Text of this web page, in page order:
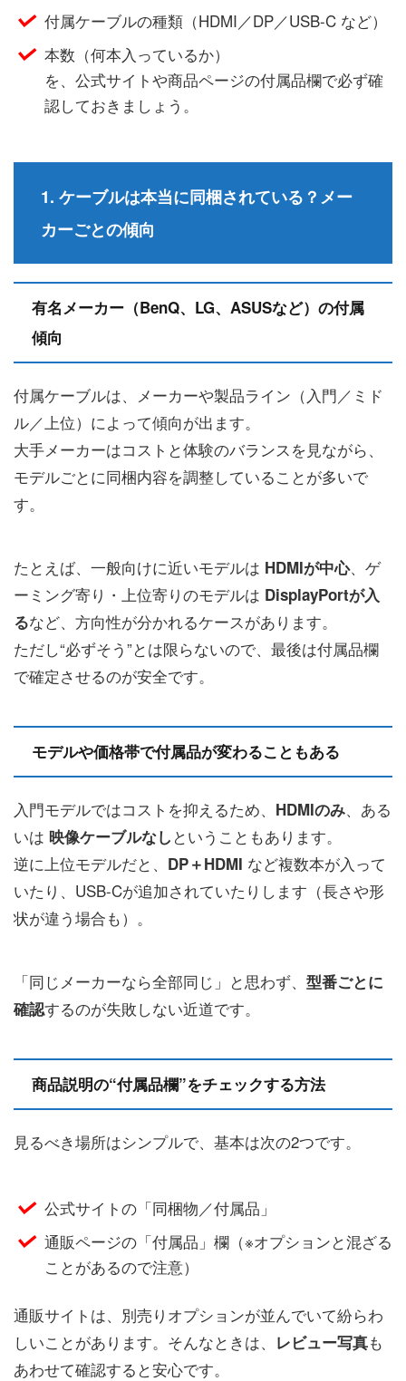
付属ケーブルの種類（HDMI／DP／USB-C など）
本数（何本入っているか）
を、公式サイトや商品ページの付属品欄で必ず確
認しておきましょう。
1. ケーブルは本当に同梱されている？メー
カーごとの傾向
有名メーカー（BenQ、LG、ASUSなど）の付属
傾向
付属ケーブルは、メーカーや製品ライン（入門／ミド
ル／上位）によって傾向が出ます。
大手メーカーはコストと体験のバランスを見ながら、
モデルごとに同梱内容を調整していることが多いで
す。
たとえば、一般向けに近いモデルは HDMIが中心、ゲ
ーミング寄り・上位寄りのモデルは DisplayPortが入
るなど、方向性が分かれるケースがあります。
ただし“必ずそう”とは限らないので、最後は付属品欄
で確定させるのが安全です。
モデルや価格帯で付属品が変わることもある
入門モデルではコストを抑えるため、 HDMIのみ、ある
いは 映像ケーブルなし ということもあります。
逆に上位モデルだと、 DP＋HDMI など複数本が入って
いたり、USB-Cが追加されていたりします（長さや形
状が違う場合も）。
「同じメーカーなら全部同じ」と思わず、 型番ごとに
確認するのが失敗しない近道です。
商品説明の“付属品欄”をチェックする方法
見るべき場所はシンプルで、基本は次の2つです。
公式サイトの「同梱物／付属品」
通販ページの「付属品」欄（※オプションと混ざる
ことがあるので注意）
通販サイトは、別売りオプションが並んでいて紛らわ
しいことがあります。そんなときは、
レビュー写真も
あわせて確認すると安心です。